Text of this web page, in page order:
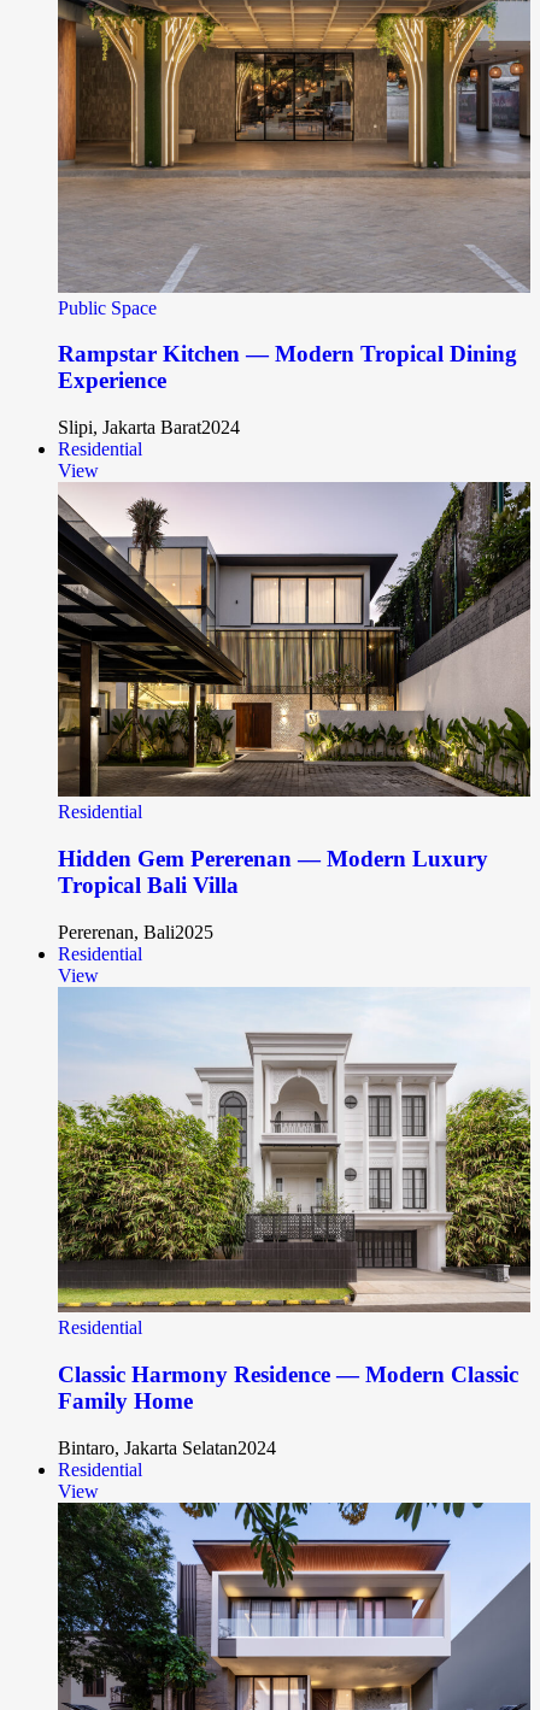
Public Space
Rampstar Kitchen — Modern Tropical Dining
Experience
Slipi, Jakarta Barat2024
Residential
View
Residential
Hidden Gem Pererenan — Modern Luxury
Tropical Bali Villa
Pererenan, Bali2025
Residential
View
Residential
Classic Harmony Residence — Modern Classic
Family Home
Bintaro, Jakarta Selatan2024
Residential
View